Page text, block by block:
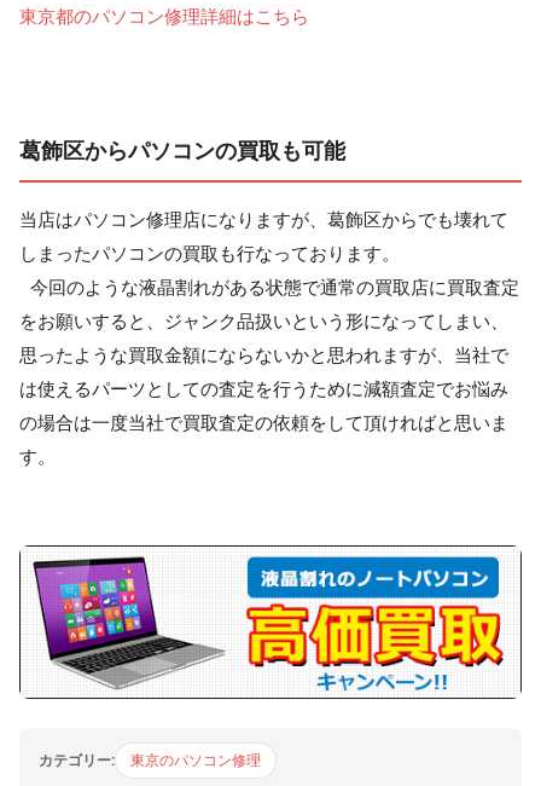
東京都のパソコン修理詳細はこちら
葛飾区からパソコンの買取も可能
当店はパソコン修理店になりますが、葛飾区からでも壊れて
しまったパソコンの買取も行なっております。
今回のような液晶割れがある状態で通常の買取店に買取査定
をお願いすると、ジャンク品扱いという形になってしまい、
思ったような買取金額にならないかと思われますが、当社で
は使えるパーツとしての査定を行うために減額査定でお悩み
の場合は一度当社で買取査定の依頼をして頂ければと思いま
す。
カテゴリー: 東京のパソコン修理